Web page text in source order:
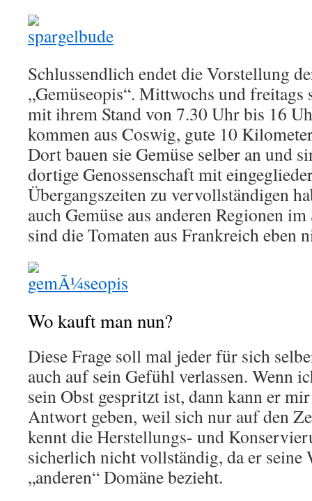
Schlussendlich endet die Vorstellung
„Gemüseopis“. Mittwochs und freitags
mit ihrem Stand von 7.30 Uhr bis 16
kommen aus Coswig, gute 10
Dort bauen sie Gemüse selber an und
dortige Genossenschaft mit
Übergangszeiten zu vervollständigen
auch Gemüse aus anderen Regionen
sind die Tomaten aus Frankreich eben
Wo kauft man nun?
Diese Frage soll mal jeder für sich
auch auf sein Gefühl verlassen. Wenn
sein Obst gespritzt ist, dann kann er
Antwort geben, weil sich nur auf den
kennt die Herstellungs- und
sicherlich nicht vollständig, da er seine
„anderen“ Domäne bezieht.